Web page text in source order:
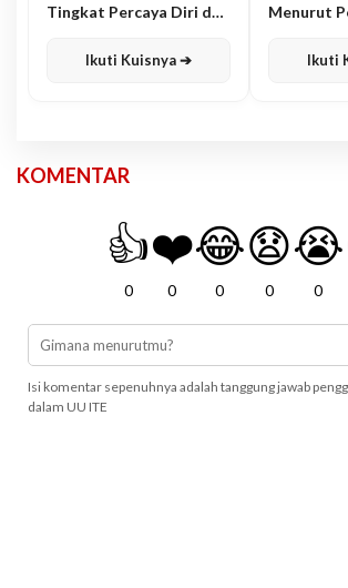
Tingkat Percaya Diri dan
Ikuti Kuisnya ➔
Menurut
Ikuti
KOMENTAR
👍
0
❤️
0
😂
0
😧
0
😭
0
Isi komentar sepenuhnya adalah tanggung jawab
dalam UU ITE